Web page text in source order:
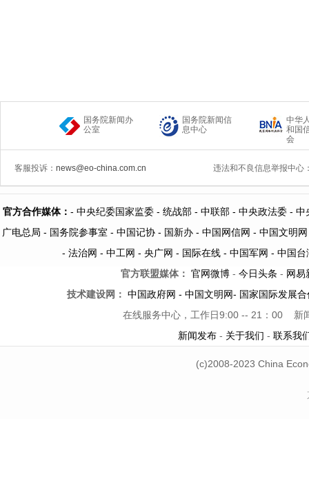
国务院新闻办
公室
国务院新闻信
息中心
中华
和国
会
客服投诉： news@eo-china.com.cn 违法和不良信息举报中心
官方合作媒体： - 中央纪委国家监委 - 统战部 - 中联部- 中央政法委 - 中
广电总局 - 国务院参事室 - 中国记协 - 国新办 - 中国网信网 - 中国文明网
- 法治网 - 中工网 - 央广网 - 国际在线- 中国军网 - 中国台
官方联盟媒体： 官网微博- 今日头条 - 网易
技术建设网： 中国政府网 - 中国文明网- 国家国际发展
在线服务中心，工作日9:00 -- 21：00
新
新闻发布 - 关于我们 - 联系我
(c)2008-2023 China